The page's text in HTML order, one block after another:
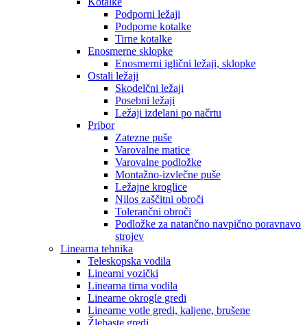
Podporni ležaji
Podporne kotalke
Tirne kotalke
Enosmerne sklopke
Enosmerni iglični ležaji, sklopke
Ostali ležaji
Skodelčni ležaji
Posebni ležaji
Ležaji izdelani po načrtu
Pribor
Zatezne puše
Varovalne matice
Varovalne podložke
Montažno-izvlečne puše
Ležajne kroglice
Nilos zaščitni obroči
Tolerančni obroči
Podložke za natančno navpično poravnavo
strojev
Linearna tehnika
Teleskopska vodila
Linearni vozički
Linearna tirna vodila
Linearne okrogle gredi
Linearne votle gredi, kaljene, brušene
Žlebaste gredi